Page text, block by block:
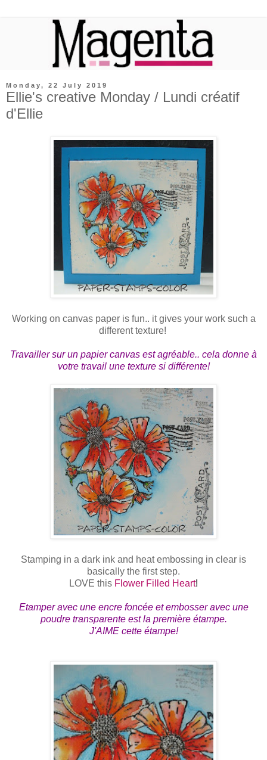
Monday, 22 July 2019
Ellie's creative Monday / Lundi créatif
d'Ellie
Working on canvas paper is fun.. it gives your work such a
different texture!
Travailler sur un papier canvas est agréable.. cela donne à
votre travail une texture si différente!
Stamping in a dark ink and heat embossing in clear is
basically the first step.
LOVE this Flower Filled Heart!
Etamper avec une encre foncée et embosser avec une
poudre transparente est la première étampe.
J'AIME cette étampe!